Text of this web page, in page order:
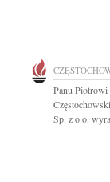
Panu Piotrowi
Sp. z o.o.